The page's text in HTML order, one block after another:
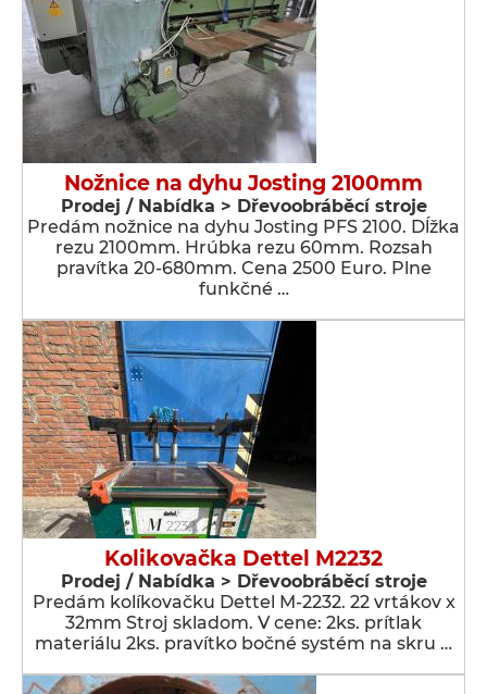
Nožnice na dyhu Josting 2100mm
Prodej / Nabídka > Dřevoobráběcí stroje
Predám nožnice na dyhu Josting PFS 2100. Dĺžka
rezu 2100mm. Hrúbka rezu 60mm. Rozsah
pravítka 20-680mm. Cena 2500 Euro. Plne
funkčné …
Kolikovačka Dettel M2232
Prodej / Nabídka > Dřevoobráběcí stroje
Predám kolíkovačku Dettel M-2232. 22 vrtákov x
32mm Stroj skladom. V cene: 2ks. prítlak
materiálu 2ks. pravítko bočné systém na skru …